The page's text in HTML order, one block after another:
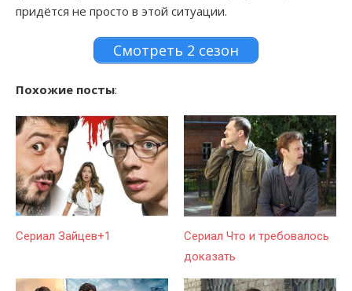
придётся не просто в этой ситуации.
Смотреть 2 сезон
Похожие посты:
Сериал Зайцев+1
Сериал Что и требовалось
доказать